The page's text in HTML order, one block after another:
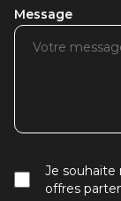
Message
Je souhaite
offres